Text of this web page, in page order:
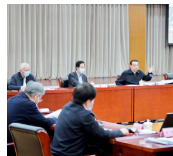
上海
福建
湖北
广东 广西 海南
四川 贵州 云南
陕西 甘肃 青海